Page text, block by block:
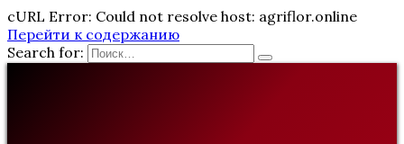
cURL Error: Could not resolve host: agriflor.online
Перейти к содержанию
Search for: